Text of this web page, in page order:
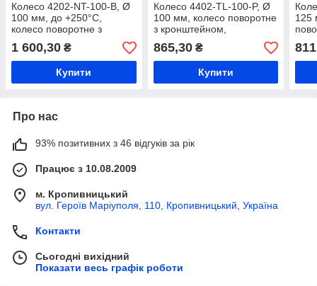
Колесо 4202-NT-100-B, Ø
100 мм, до +250°C,
колесо поворотне з
кронштейном, термостійке
колесо, жаростійке колесо
в пекарню
1 600,30 ₴
Купити
Колесо 4402-TL-100-P, Ø
100 мм, колесо поворотне
з кронштейном,
Termo Lux, колесо з
фенольної смоли
865,30₴
Купити
125
Про нас
93% позитивних з 46 відгуків за рік
Працює з 10.08.2009
м. Кропивницький
вул. Героїв Маріуполя, 110, Кропивницький, Україна
Контакти
Сьогодні вихідний
Показати весь графік роботи